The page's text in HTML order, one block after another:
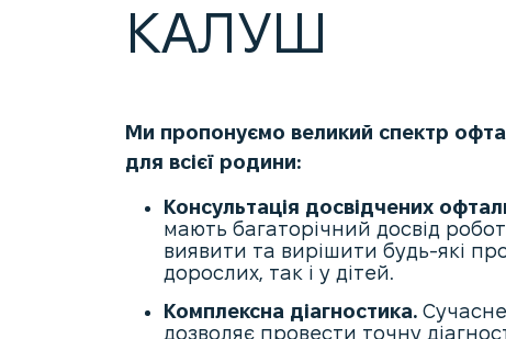
КАЛУШ
Ми пропонуємо великий спектр
для всієї родини:
Консультація досвідчених
мають багаторічний досвід
виявити та вирішити будь-які
дорослих, так і у дітей.
Комплексна діагностика.
дозволяє провести точну